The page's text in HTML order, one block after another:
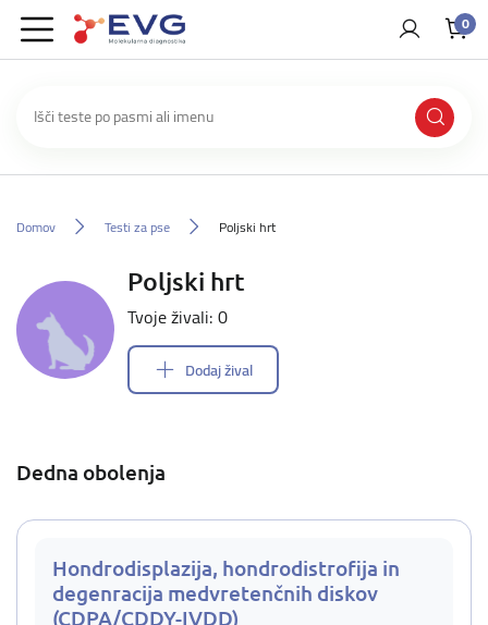
0
Domov Testi za pse Poljski hrt
Poljski hrt
Tvoje živali: 0
Dodaj žival
Dedna obolenja
Hondrodisplazija, hondrodistrofija in
degenracija medvretenčnih diskov
(CDPA/CDDY-IVDD)